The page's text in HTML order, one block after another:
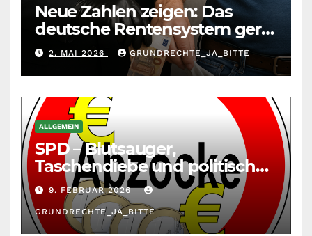
Neue Zahlen zeigen: Das
deutsche Rentensystem gerät
durch die
Massenzuwanderung
zunehmend unter die Räder.
2. MAI 2026 GRUNDRECHTE_JA_BITTE
ALLGEMEIN
SPD – Blutsauger,
Taschendiebe und politisch
unberechenbar
9. FEBRUAR 2026
GRUNDRECHTE_JA_BITTE